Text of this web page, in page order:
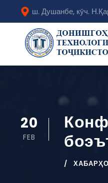
ш. Душанбе, кӯч.
20
FEB
ХАБАРҲО